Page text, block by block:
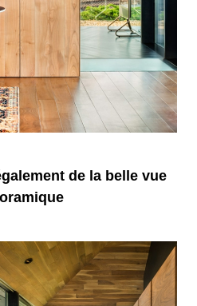
de la belle vue